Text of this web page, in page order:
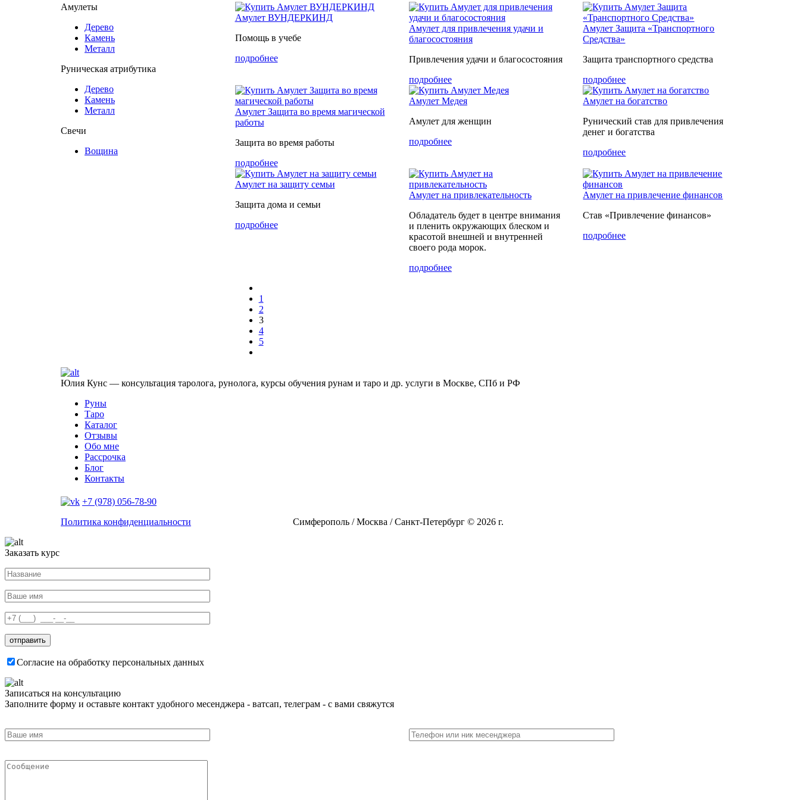
Амулеты
Дерево
Камень
Металл
Руническая атрибутика
Дерево
Камень
Металл
Свечи
Вощина
Амулет ВУНДЕРКИНД
Помощь в учебе
подробнее
Амулет для привлечения удачи и
благосостояния
Привлечения удачи и благосостояния
подробнее
Амулет Защита «Транспортного
Средства»
Защита транспортного средства
подробнее
Амулет Защита во время магической
работы
Защита во время работы
подробнее
Амулет Медея
Амулет для женщин
подробнее
Амулет на богатство
Рунический став для привлечения
денег и богатства
подробнее
Амулет на защиту семьи
Защита дома и семьи
подробнее
Амулет на привлекательность
Обладатель будет в центре внимания
и пленить окружающих блеском и
красотой внешней и внутренней
своего рода морок.
подробнее
Амулет на привлечение финансов
Став «Привлечение финансов»
подробнее
1
2
3
4
5
Юлия Кунс — консультация таролога, рунолога, курсы обучения рунам и таро и др. услуги в Москве, СПб и РФ
Руны
Таро
Каталог
Отзывы
Обо мне
Рассрочка
Блог
Контакты
+7 (978) 056-78-90
Политика конфиденциальности
Симферополь / Москва / Санкт-Петербург © 2026 г.
Заказать курс
Согласие на обработку персональных данных
Записаться на консультацию
Заполните форму и оставьте контакт удобного месенджера - ватсап, телеграм - с вами свяжутся